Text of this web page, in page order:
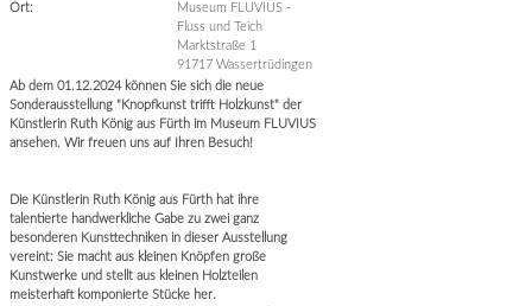
Ort:
Museum FLUVIUS -
Fluss und Teich
Marktstraße 1
91717 Wassertrüdingen
Ab dem 01.12.2024 können Sie sich die neue
Sonderausstellung "Knopfkunst trifft Holzkunst" der
Künstlerin Ruth König aus Fürth im Museum FLUVIUS
ansehen. Wir freuen uns auf Ihren Besuch!
Die Künstlerin Ruth König aus Fürth hat ihre
talentierte handwerkliche Gabe zu zwei ganz
besonderen Kunsttechniken in dieser Ausstellung
vereint: Sie macht aus kleinen Knöpfen große
Kunstwerke und stellt aus kleinen Holzteilen
meisterhaft komponierte Stücke her.